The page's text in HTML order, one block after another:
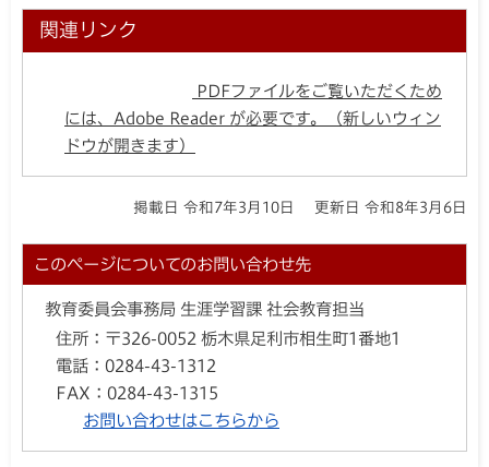
関連リンク
PDFファイルをご覧いただくため
には、Adobe Reader が必要です。（新しいウィン
ドウが開きます）
掲載日 令和7年3月10日 更新日 令和8年3月6日
このページについてのお問い合わせ先
教育委員会事務局 生涯学習課 社会教育担当
住所： 〒326-0052 栃木県足利市相生町1番地1
電話： 0284-43-1312
FAX： 0284-43-1315
お問い合わせはこちらから